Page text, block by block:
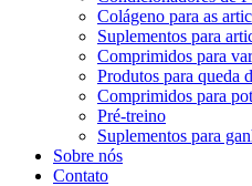
Colágeno para as
Suplementos para
Comprimidos para
Produtos para queda
Comprimidos para
Pré-treino
Suplementos para
Sobre nós
Contato